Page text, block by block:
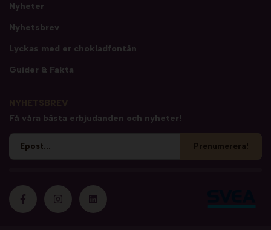
Nyheter
Nyhetsbrev
Lyckas med er chokladfontän
Guider & Fakta
Få våra bästa erbjudanden och nyheter!
Prenumerera!